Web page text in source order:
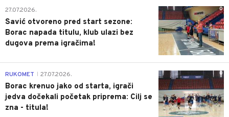
0
27.07.2026.
Savić otvoreno pred start sezone:
Borac napada titulu, klub ulazi bez
dugova prema igračima!
0
RUKOMET 27.07.2026.
Borac krenuo jako od starta, igrači
jedva dočekali početak priprema: Cilj se
zna - titula!